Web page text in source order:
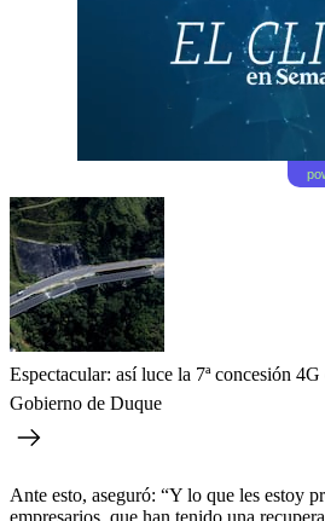
Espectacular: así luce la 7ª concesión
Gobierno de Duque
Ante esto, aseguró: “Y lo que les estoy
empresarios, que han tenido una